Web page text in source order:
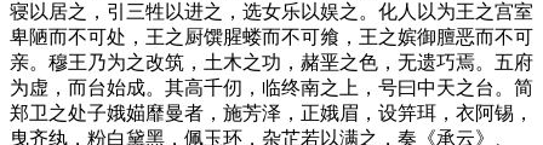
寝以居之，引三牲以进之，选女乐以娱之。化人以为王之宫室
卑陋而不可处，王之厨馔腥蝼而不可飨，王之嫔御膻恶而不可
亲。穆王乃为之改筑，土木之功，赭垩之色，无遗巧焉。五府
为虚，而台始成。其高千仞，临终南之上，号曰中天之台。简
郑卫之处子娥媌靡曼者，施芳泽，正娥眉，设笄珥，衣阿锡，
曳齐纨，粉白黛黑，佩玉环，杂芷若以满之，奏《承云》、